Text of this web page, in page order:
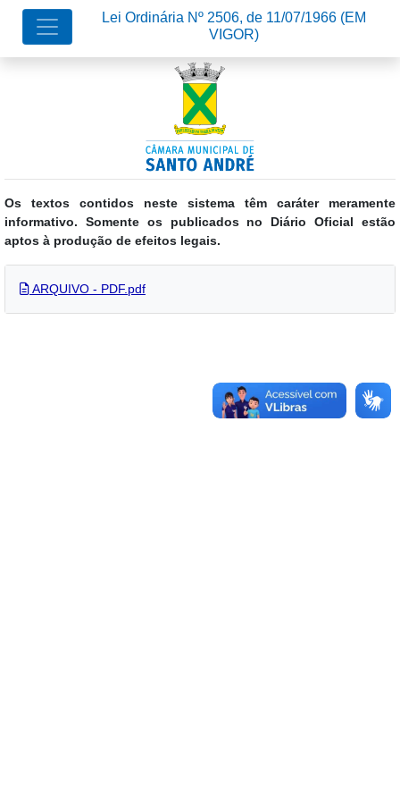
Os textos contidos neste sistema têm caráter meramente
informativo. Somente os publicados no Diário Oficial estão
aptos à produção de efeitos legais.
Lei Ordinária Nº 2506, de 11/07/1966 (EM
VIGOR)
ARQUIVO - PDF.pdf